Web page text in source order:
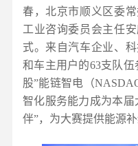
春，北京市顺义区委
工业咨询委员会主任
式。来自汽车企业、
和车主用户的63支队
股”能链智电（
智化服务能力成为本
伴”，为大赛提供能源补